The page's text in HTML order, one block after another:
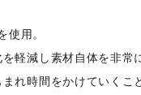
使用。
軽減し素材自体を非常
れ時間をかけていくこ